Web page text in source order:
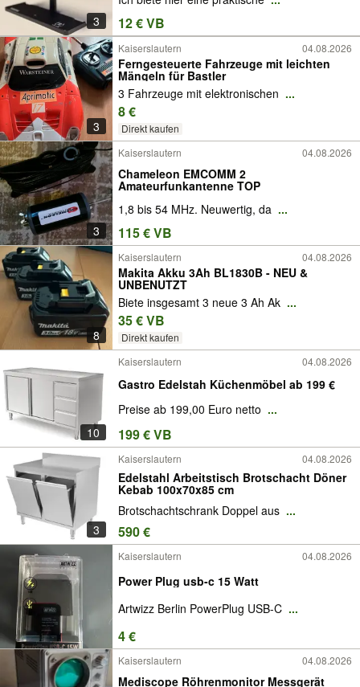
3 12 € VB
3
Kaiserslautern 04.08.2026
Ferngesteuerte Fahrzeuge mit leichten
Mängeln für Bastler
3 Fahrzeuge mit elektronischen ...
8 €
Direkt kaufen
3
Kaiserslautern 04.08.2026
Chameleon EMCOMM 2
Amateurfunkantenne TOP
1,8 bis 54 MHz. Neuwertig, da ...
115 € VB
8
Kaiserslautern 04.08.2026
Makita Akku 3Ah BL1830B - NEU &
UNBENUTZT
Biete insgesamt 3 neue 3 Ah Ak ...
35 € VB
Direkt kaufen
10
Kaiserslautern 04.08.2026
Gastro Edelstah Küchenmöbel ab 199 €
Preise ab 199,00 Euro netto ...
199 € VB
3
Kaiserslautern 04.08.2026
Edelstahl Arbeitstisch Brotschacht Döner
Kebab 100x70x85 cm
Brotschachtschrank Doppel aus ...
590 €
Kaiserslautern 04.08.2026
Power Plug usb-c 15 Watt
Artwizz Berlin PowerPlug USB-C ...
4 €
Kaiserslautern 04.08.2026
Mediscope Röhrenmonitor Messgerät